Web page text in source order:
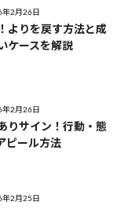
年2月26日
よりを戻す方法と成
ケースを解説
年2月26日
りサイン！行動・態
ピール方法
年2月25日